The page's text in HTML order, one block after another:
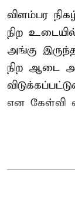
விளம்பர
நிற
அங்கு
நிற ஆடை
என கேள்வி